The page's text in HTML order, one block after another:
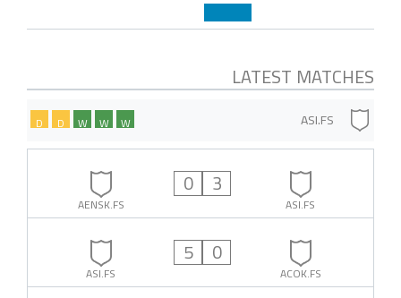
LATEST MATCHES
ASI.FS
W
W
W
D
D
AENSK.FS
0 3
ASI.FS
ASI.FS
5 0
ACOK.FS